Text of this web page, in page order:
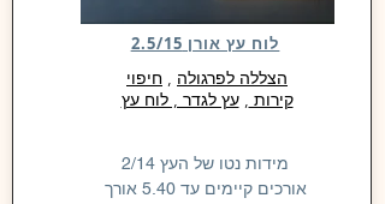
לוח עץ אורן 2.5/15
הצללה לפרגולה , חיפוי
קירות ,עץ לגדר , לוח עץ
מידות נטו של העץ 2/14
אורכים קיימים עד 5.40 אורך